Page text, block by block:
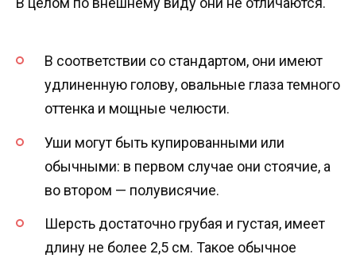
В соответствии со стандартом, они имеют
удлиненную голову, овальные глаза темного
оттенка и мощные челюсти.
Уши могут быть купированными или
обычными: в первом случае они стоячие, а
во втором — полувисячие.
Шерсть достаточно грубая и густая, имеет
длину не более 2,5 см. Такое обычное